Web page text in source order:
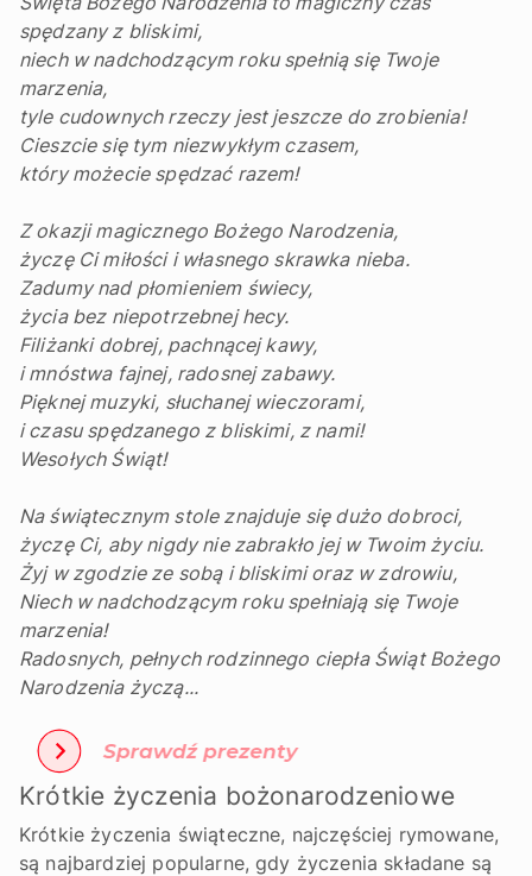
spędzany z bliskimi,
niech w nadchodzącym roku spełnią się Twoje
marzenia,
tyle cudownych rzeczy jest jeszcze do zrobienia!
Cieszcie się tym niezwykłym czasem,
który możecie spędzać razem!
Z okazji magicznego Bożego Narodzenia,
życzę Ci miłości i własnego skrawka nieba.
Zadumy nad płomieniem świecy,
życia bez niepotrzebnej hecy.
Filiżanki dobrej, pachnącej kawy,
i mnóstwa fajnej, radosnej zabawy.
Pięknej muzyki, słuchanej wieczorami,
i czasu spędzanego z bliskimi, z nami!
Wesołych Świąt!
Na świątecznym stole znajduje się dużo dobroci,
życzę Ci, aby nigdy nie zabrakło jej w Twoim życiu.
Żyj w zgodzie ze sobą i bliskimi oraz w zdrowiu,
Niech w nadchodzącym roku spełniają się Twoje
marzenia!
Radosnych, pełnych rodzinnego ciepła Świąt Bożego
Narodzenia życzą...
Krótkie życzenia bożonarodzeniowe
Krótkie życzenia świąteczne, najczęściej rymowane,
są najbardziej popularne, gdy życzenia składane są